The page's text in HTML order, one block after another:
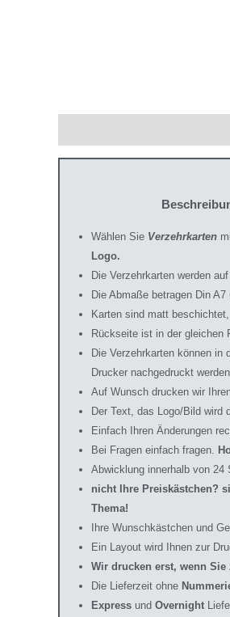
Wählen Sie Verzehrkarten
Logo.
Die Verzehrkarten werden
Die Abmaße betragen Din A7
Karten sind matt
Rückseite ist in der gleichen
Die Verzehrkarten können in
Drucker nachgedruckt werden
Auf Wunsch drucken wir
Der Text, das Logo/Bild wird
Einfach Ihren Änderungen
Bei Fragen einfach fragen.
Abwicklung innerhalb von 24
nicht Ihre Preiskästchen?
Thema!
Ihre Wunschkästchen und
Ein Layout wird Ihnen zur
Wir drucken erst, wenn
Die Lieferzeit ohne
Express und Overnight